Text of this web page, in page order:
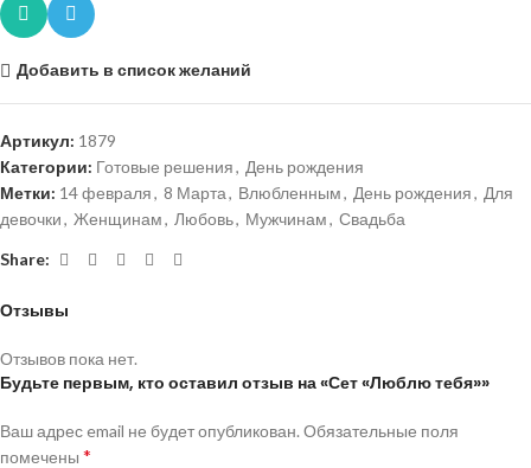
Добавить в список желаний
Артикул: 1879
Категории: Готовые решения, День рождения
Метки: 14 февраля, 8 Марта, Влюбленным, День рождения, Для
девочки, Женщинам, Любовь, Мужчинам, Свадьба
Share:
Отзывы
Отзывов пока нет.
Будьте первым, кто оставил отзыв на «Сет «Люблю тебя»»
Ваш адрес email не будет опубликован. Обязательные поля
помечены *